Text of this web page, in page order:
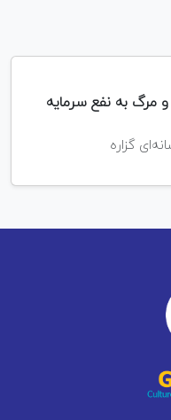
به نفع سرمایه
گزاره